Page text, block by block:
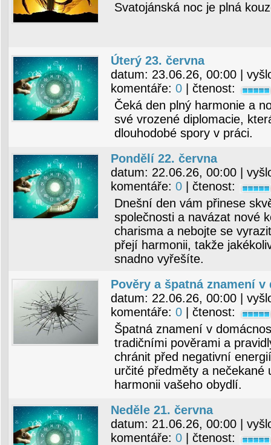
Svatojánská noc je plná
Úterý 23. června
datum: 23.06.26, 00:00 |
komentáře: 0 | čtenost:
Čeká den plný harmonie a
své vrozené diplomacie,
dlouhodobé spory v práci.
Pondělí 22. června
datum: 22.06.26, 00:00 |
komentáře: 0 | čtenost:
Dnešní den vám přinese
společnosti a navázat nové
charisma a nebojte se
přejí harmonii, takže
snadno vyřešíte.
Pověry a špatná znamení
datum: 22.06.26, 00:00 |
komentáře: 0 | čtenost:
Špatná znamení v
tradičními pověrami a
chránit před negativní
určité předměty a nečekané
harmonii vašeho obydlí.
Neděle 21. června
datum: 21.06.26, 00:00 |
komentáře: 0 | čtenost: